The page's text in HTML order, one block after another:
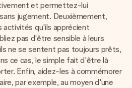
et permettez-lui
jugement. Deuxièmement,
qu'ils apprécient
pas d'être sensible à leurs
ne se sentent pas toujours prêts,
ce cas, le simple fait d'être là
Enfin, aidez-les à commémorer
par exemple, au moyen d'une